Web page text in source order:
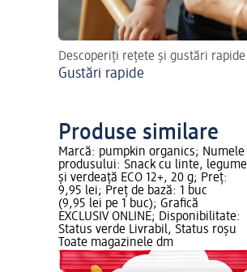
Descoperiți rețete și gustări rapide
Gustări rapide
Produse similare
Marcă: pumpkin organics; Numele
produsului: Snack cu linte, legume
și verdeață ECO 12+, 20 g; Preț:
9,95 lei; Preț de bază: 1 buc
(9,95 lei pe 1 buc); Grafică
EXCLUSIV ONLINE; Disponibilitate:
Status verde Livrabil, Status roșu
Toate magazinele dm